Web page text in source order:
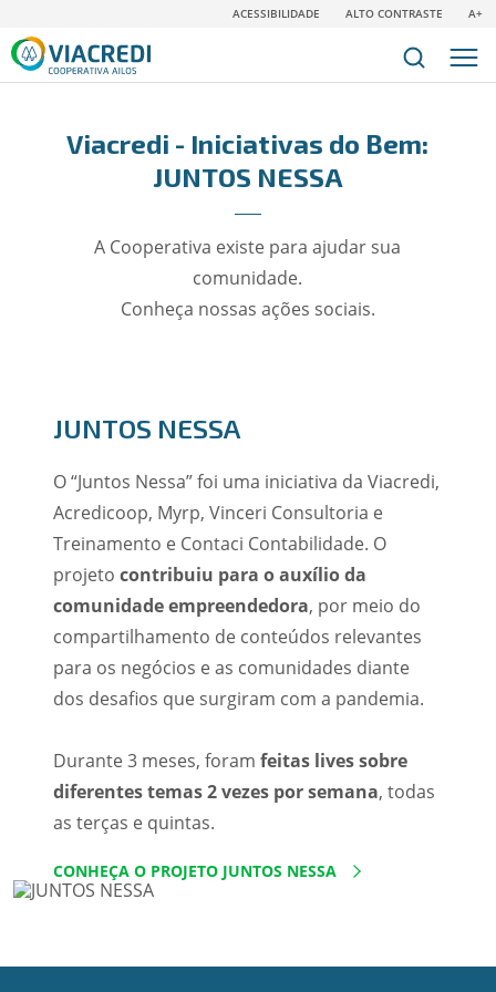
ACESSIBILIDADE ALTO CONTRASTE A+
Viacredi - Iniciativas do Bem:
JUNTOS NESSA
A Cooperativa existe para ajudar sua
comunidade.
Conheça nossas ações sociais.
JUNTOS NESSA
O “Juntos Nessa” foi uma iniciativa da Viacredi,
Acredicoop, Myrp, Vinceri Consultoria e
Treinamento e Contaci Contabilidade. O
projeto contribuiu para o auxílio da
comunidade empreendedora, por meio do
compartilhamento de conteúdos relevantes
para os negócios e as comunidades diante
dos desafios que surgiram com a pandemia.
Durante 3 meses, foram feitas lives sobre
diferentes temas 2 vezes por semana, todas
as terças e quintas.
CONHEÇA O PROJETO JUNTOS NESSA